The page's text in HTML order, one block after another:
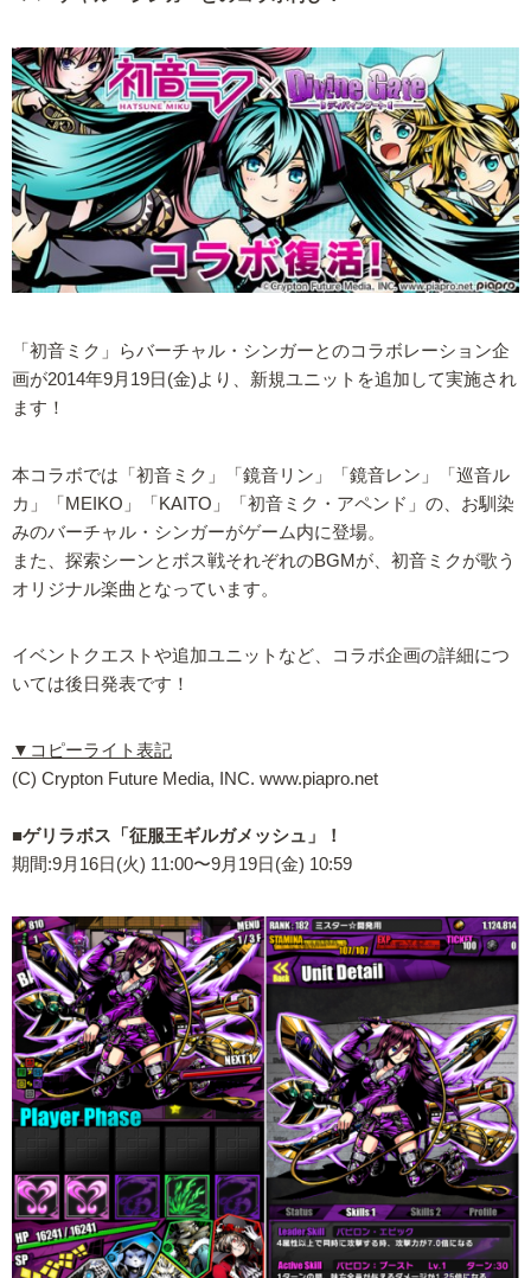
「初音ミク」らバーチャル・シンガーとのコラボレーション企
画が2014年9月19日(金)より、新規ユニットを追加して実施され
ます！
本コラボでは「初音ミク」「鏡音リン」「鏡音レン」「巡音ル
カ」「MEIKO」「KAITO」「初音ミク・アペンド」の、お馴染
みのバーチャル・シンガーがゲーム内に登場。
また、探索シーンとボス戦それぞれのBGMが、初音ミクが歌う
オリジナル楽曲となっています。
イベントクエストや追加ユニットなど、コラボ企画の詳細につ
いては後日発表です！
▼コピーライト表記
(C) Crypton Future Media, INC. www.piapro.net
■ゲリラボス「征服王ギルガメッシュ」！
期間:9月16日(火) 11:00〜9月19日(金) 10:59